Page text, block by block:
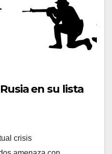
en su lista
crisis